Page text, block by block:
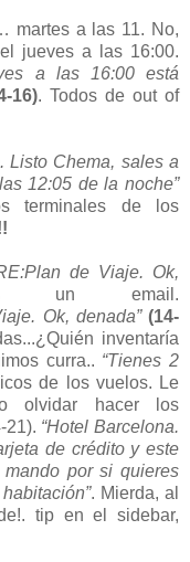
martes a las 11. No,
jueves a las 16:00.
a las 16:00 está
16). Todos de out of
Listo Chema, sales a
12:05 de la noche”
terminales de los
de Viaje. Ok,
un email.
Ok, denada” (14-
inventaría
curra.. “Tienes 2
de los vuelos. Le
olvidar hacer los
“Hotel Barcelona.
de crédito y este
por si quieres
. Mierda, al
tip en el sidebar,